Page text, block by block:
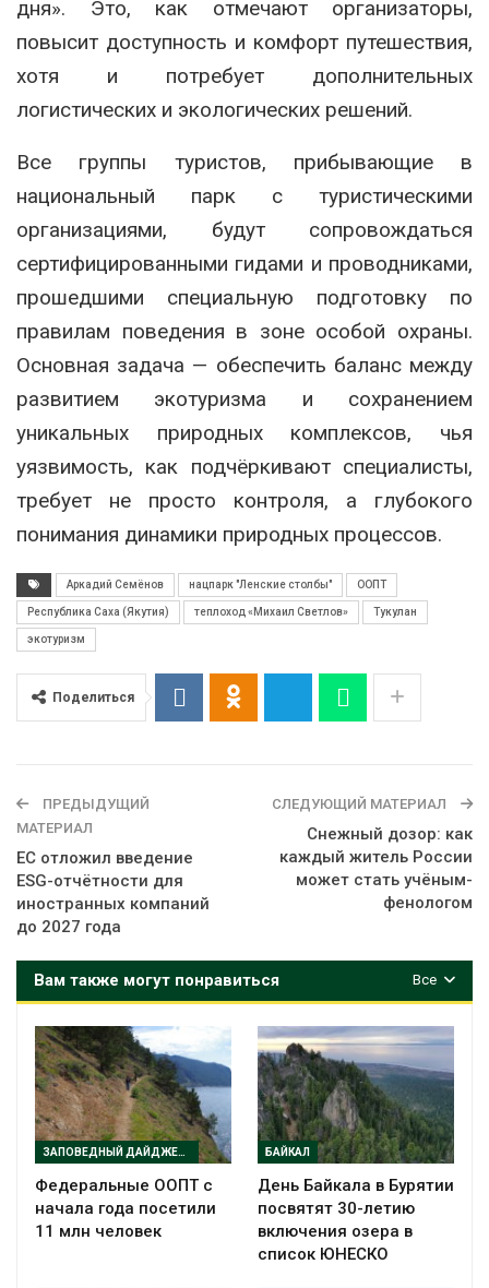
дня». Это, как отмечают организаторы,
повысит доступность и комфорт путешествия,
хотя и потребует дополнительных
логистических и экологических решений.
Все группы туристов, прибывающие в
национальный парк с туристическими
организациями, будут сопровождаться
сертифицированными гидами и проводниками,
прошедшими специальную подготовку по
правилам поведения в зоне особой охраны.
Основная задача — обеспечить баланс между
развитием экотуризма и сохранением
уникальных природных комплексов, чья
уязвимость, как подчёркивают специалисты,
требует не просто контроля, а глубокого
понимания динамики природных процессов.
Аркадий Семёнов нацпарк "Ленские столбы" ООПТ
Республика Саха (Якутия) теплоход «Михаил Светлов» Тукулан
экотуризм
Поделиться
ПРЕДЫДУЩИЙ
МАТЕРИАЛ
ЕС отложил введение
ESG-отчётности для
иностранных компаний
до 2027 года
СЛЕДУЮЩИЙ МАТЕРИАЛ
Снежный дозор: как
каждый житель России
может стать учёным-
фенологом
Все
Вам также могут понравиться
ЗАПОВЕДНЫЙ ДАЙДЖЕСТ
Федеральные ООПТ с
начала года посетили
11 млн человек
БАЙКАЛ
День Байкала в Бурятии
посвятят 30-летию
включения озера в
список ЮНЕСКО